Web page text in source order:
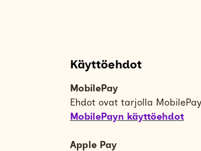
Käyttöehdot
MobilePay
Ehdot ovat tarjolla
MobilePayn käyttöehdot
Apple Pay